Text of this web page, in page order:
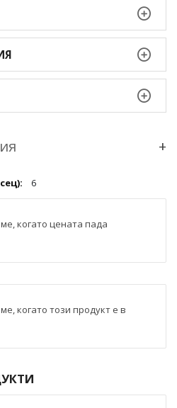
+
6
когато цената пада
когато този продукт е в